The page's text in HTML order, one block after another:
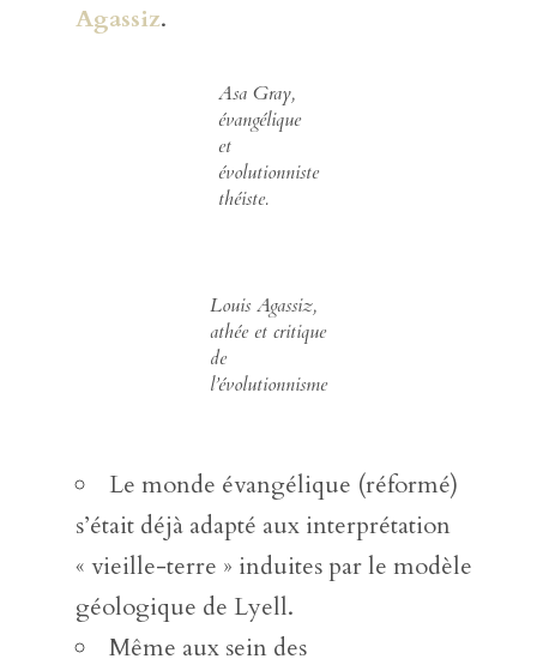
Agassiz.
Asa Gray,
évangélique
et
évolutionniste
théiste.
Louis Agassiz,
athée et critique
de
l’évolutionnisme
Le monde évangélique (réformé)
s’était déjà adapté aux interprétation
« vieille-terre » induites par le modèle
géologique de Lyell.
Même aux sein des